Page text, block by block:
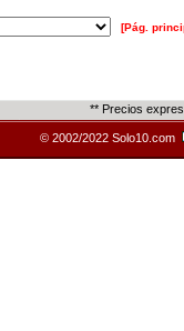
[Pág.
** Precios
© 2002/2022 Solo10.com